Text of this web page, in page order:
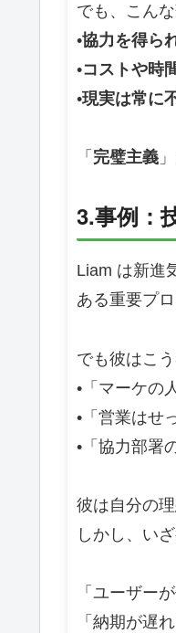
でも、こん
•協力を得ら
•コストや時
•現実は常に
「 完璧主義
3.事例：
Liam は新進
ある重要プ
でも彼はこ
•「マーケの
•「営業はせ
•「協力部署
彼は自分の
しかし、い
「ユーザー
「納期が遅